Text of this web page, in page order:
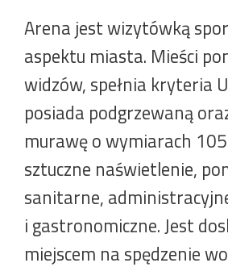
Arena jest wizytówką
aspektu miasta. Mieści
widzów, spełnia kryteria
posiada podgrzewaną
murawę o wymiarach
sztuczne naświetlenie,
sanitarne,
i gastronomiczne. Jest
miejscem na spędzenie